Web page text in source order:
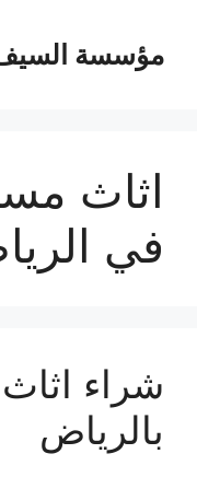
المحتوىمؤسسة
اثاث
في
شراء
بالرياض